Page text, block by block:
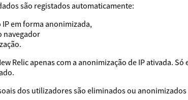
são registados automaticamente:
IP em forma anonimizada,
navegador
Relic apenas com a anonimização de IP ativada.
dos utilizadores são eliminados ou anonimizados